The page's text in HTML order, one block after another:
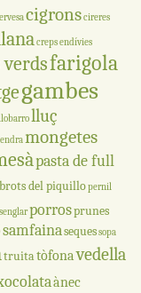
cigronscireres
crepsendívies
farigola
gambes
lluç
mongetes
pasta de full
del piquillopernil
porrosprunes
samfainasequessopa
truitatòfonavedella
ànec